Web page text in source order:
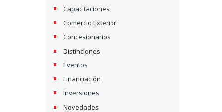
Capacitaciones
Comercio Exterior
Concesionarios
Distinciones
Eventos
Financiación
Inversiones
Novedades